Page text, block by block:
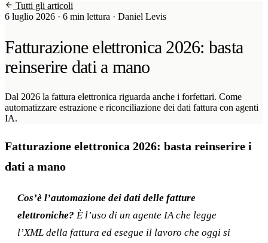
Soraia
Chi siamo
Associati a
Tutti gli articoli
6 luglio 2026 · 6 min lettura · Daniel Levis
Fatturazione elettronica 2026: basta
reinserire dati a mano
Dal 2026 la fattura elettronica riguarda anche i forfettari. Come
automatizzare estrazione e riconciliazione dei dati fattura con agenti
IA.
Fatturazione elettronica 2026: basta reinserire i
dati a mano
Cos’è l’automazione dei dati delle fatture
elettroniche? È l’uso di un agente IA che legge
l’XML della fattura ed esegue il lavoro che oggi si